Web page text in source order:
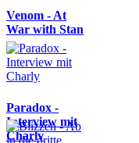
Venom - At
War with Stan
Paradox -
Interview mit
Charly